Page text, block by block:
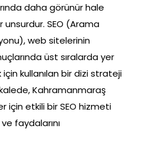
daha görünür hale
unsurdur. SEO (Arama
web sitelerinin
üst sıralarda yer
için kullanılan bir dizi strateji
Kahramanmaraş
için etkili bir SEO hizmeti
faydalarını